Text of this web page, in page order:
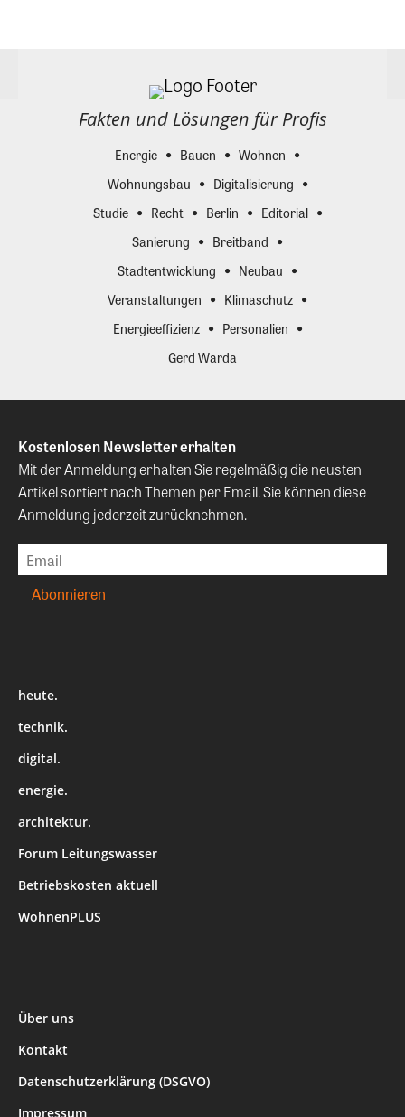
Fakten und Lösungen für Profis
Energie Bauen
Wohnen
Wohnungsbau
Digitalisierung
Studie
Recht Berlin
Editorial
Sanierung
Breitband
Stadtentwicklung
Neubau
Veranstaltungen
Klimaschutz
Energieeffizienz
Personalien
Gerd Warda
Kostenlosen Newsletter erhalten
Mit der Anmeldung erhalten Sie regelmäßig die neusten
Artikel sortiert nach Themen per Email. Sie können diese
Anmeldung jederzeit zurücknehmen.
heute.
technik.
digital.
energie.
architektur.
Forum Leitungswasser
Betriebskosten aktuell
WohnenPLUS
Über uns
Kontakt
Datenschutzerklärung (DSGVO)
Impressum